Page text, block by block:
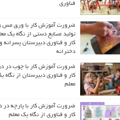
فناوری
ضرورت آموزش کار با ورق مس
تولید صنایع دستی از نگاه یک
کار و فناوری دبیرستان پسرانه و
دخترانه
ضرورت آموزش کار با چوب در
کار و فناوری دبیرستان از نگاه
معلم
ضرورت آموزش کار با پارچه
کار و فناوری از نگاه یک معلم